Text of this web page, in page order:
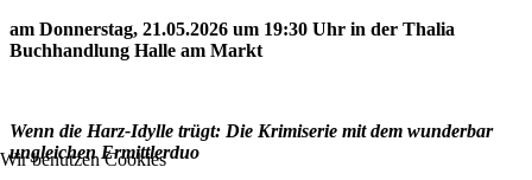
am Donnerstag, 21.05.2026 um 19:30 Uhr in der Thalia
Buchhandlung Halle am Markt
Wenn die Harz-Idylle trügt: Die Krimiserie mit dem wunderbar
ungleichen Ermittlerduo
Wir benutzen Cookies